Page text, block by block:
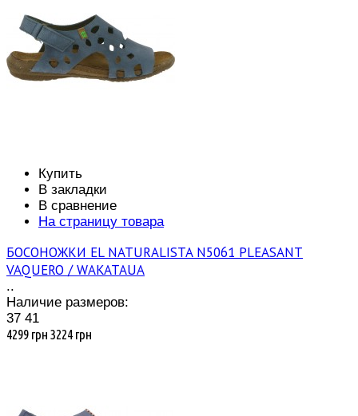
Купить
В закладки
В сравнение
На страницу товара
БОСОНОЖКИ EL NATURALISTA N5061 PLEASANT
VAQUERO / WAKATAUA
..
Наличие размеров:
37 41
4299 грн 3224 грн